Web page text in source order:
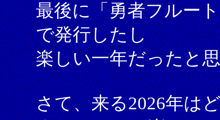
最後に「勇者フルー
で発行したし
楽しい一年だったと
さて、来る2026年は